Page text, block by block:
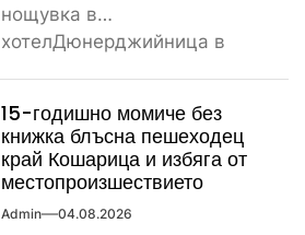
нощувка в
хотелДюнерджийница в
скъпотия на храната...
15-годишно момиче без
книжка блъсна пешеходец
край Кошарица и избяга от
местопроизшествието
Admin 04.08.2026